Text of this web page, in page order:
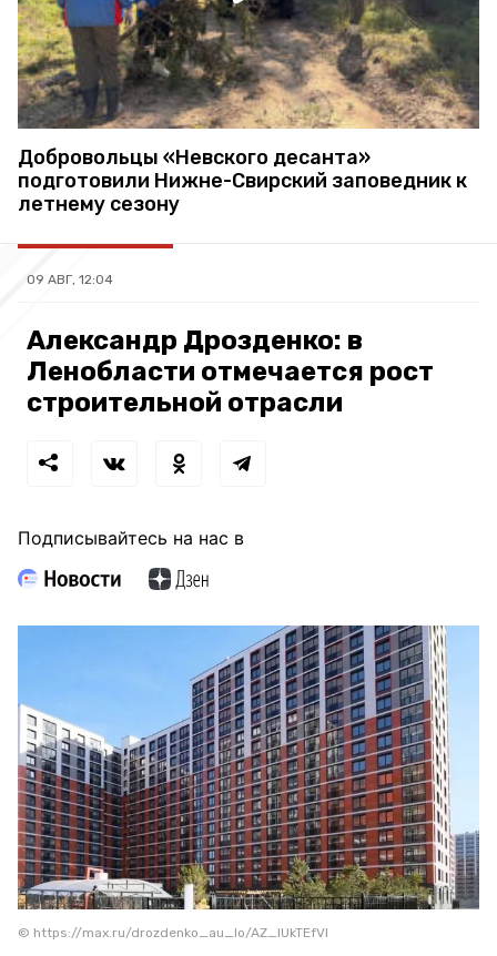
Добровольцы «Невского десанта»
подготовили Нижне-Свирский заповедник к
летнему сезону
09 АВГ, 12:04
Александр Дрозденко: в
Ленобласти отмечается рост
строительной отрасли
Подписывайтесь на нас в
© https://max.ru/drozdenko_au_lo/AZ_lUkTEfVI